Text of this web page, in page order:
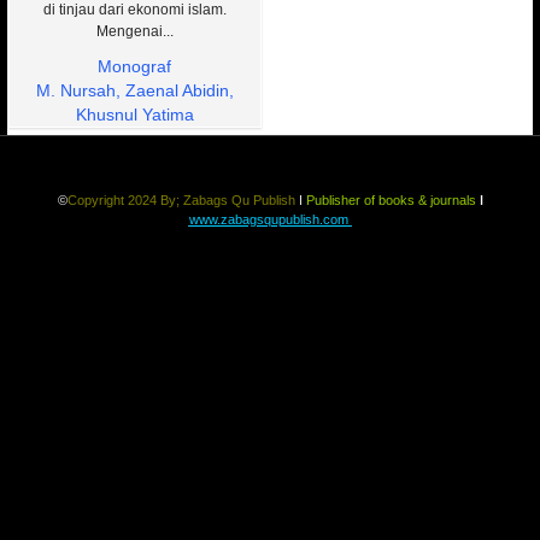
di tinjau dari ekonomi islam.
Mengenai...
Monograf
M. Nursah, Zaenal Abidin,
Khusnul Yatima
©Copyright 2024 By; Zabags Qu Publish ǀ Publisher of books & journals ǀ
www.zabagsqupublish.com